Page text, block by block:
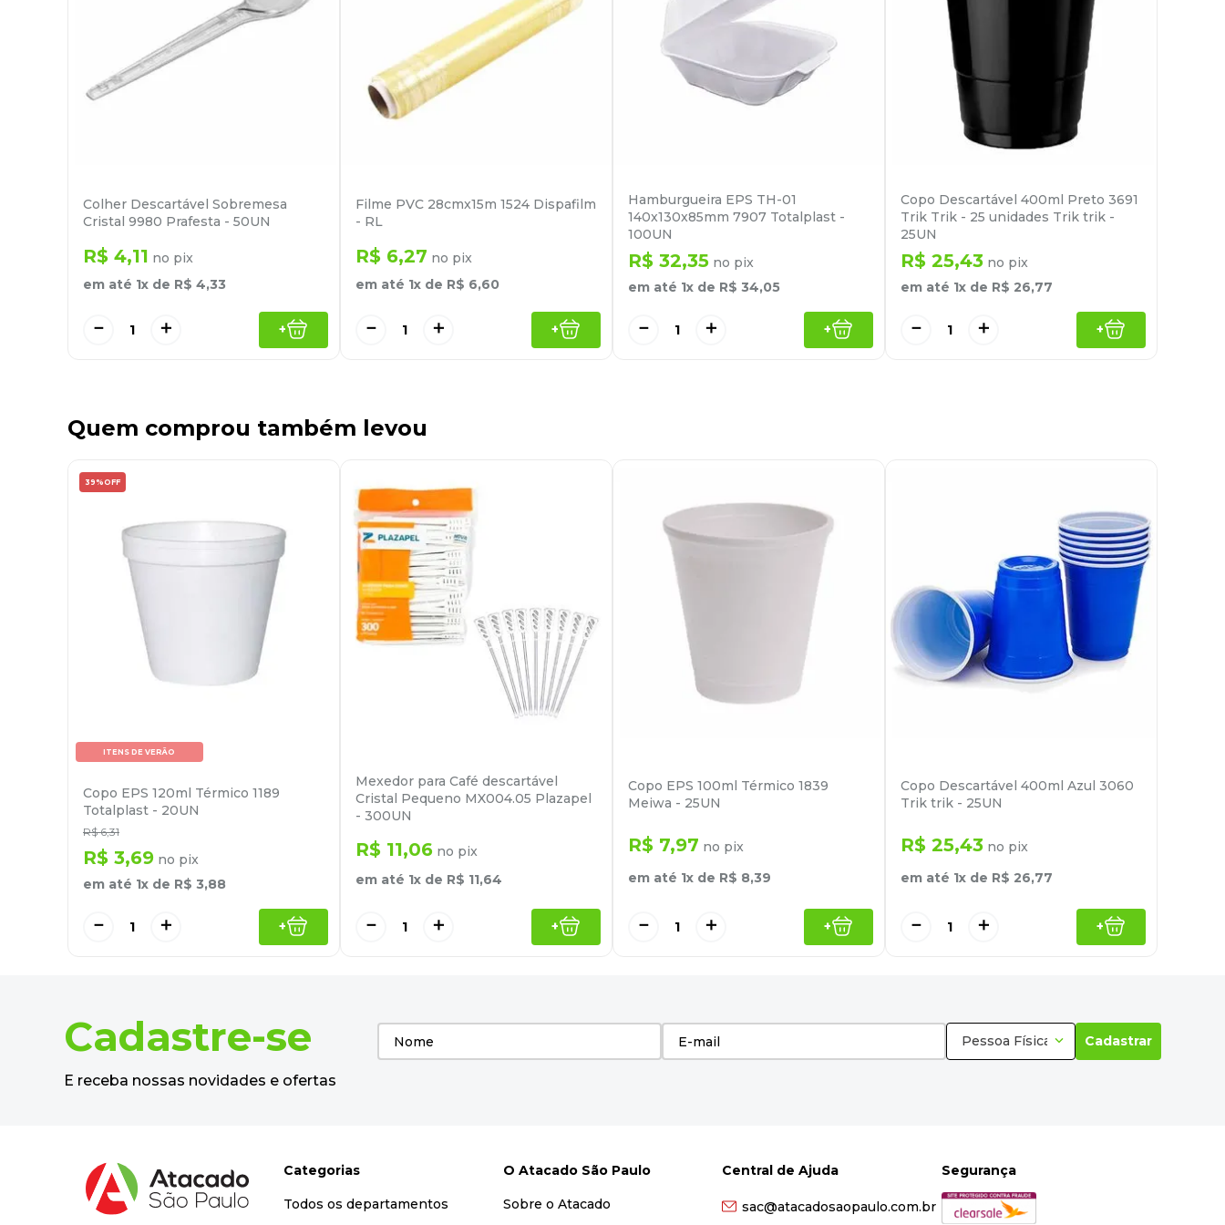
Colher Descartável Sobremesa
Cristal 9980 Prafesta - 50UN
R$ 4,11 no pix
em até 1x de R$ 4,33
＋
－ +
Filme PVC 28cmx15m 1524 Dispafilm
- RL
R$ 6,27 no pix
em até 1x de R$ 6,60
＋
－ +
Hamburgueira EPS TH-01
140x130x85mm 7907 Totalplast -
100UN
R$ 32,35 no pix
em até 1x de R$ 34,05
＋
－ +
Copo Descartável 400ml Preto 3691
Trik Trik - 25 unidades Trik trik -
25UN
R$ 25,43 no pix
em até 1x de R$ 26,77
＋
－ +
Quem comprou também levou
39% OFF
ITENS DE VERÃO
Copo EPS 120ml Térmico 1189
Totalplast - 20UN
R$ 6,31
R$ 3,69 no pix
em até 1x de R$ 3,88
＋
－ +
Mexedor para Café descartável
Cristal Pequeno MX004.05 Plazapel
- 300UN
R$ 11,06 no pix
em até 1x de R$ 11,64
＋
－ +
Copo EPS 100ml Térmico 1839
Meiwa - 25UN
R$ 7,97 no pix
em até 1x de R$ 8,39
＋
－ +
Copo Descartável 400ml Azul 3060
Trik trik - 25UN
R$ 25,43 no pix
em até 1x de R$ 26,77
＋
－ +
Cadastre-se
E receba nossas novidades e ofertas
Pessoa Física Cadastrar
Categorias
Todos os departamentos
O Atacado São Paulo
Sobre o Atacado
Central de Ajuda
sac@atacadosaopaulo.com.br
Segurança